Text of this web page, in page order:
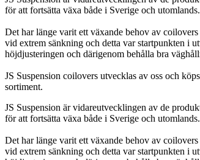
för att fortsätta växa både i Sverige och
Det har länge varit ett växande behov av
vid extrem sänkning och detta var startpunkten i
höjdjusteringen och därigenom behålla bra
JS Suspension coilovers utvecklas av oss och
sortiment.
JS Suspension är vidareutvecklingen av de
för att fortsätta växa både i Sverige och
Det har länge varit ett växande behov av
vid extrem sänkning och detta var startpunkten i